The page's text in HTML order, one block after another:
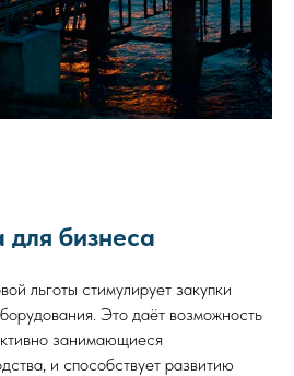
бизнеса
льготы стимулирует закупки
Это даёт возможность
занимающиеся
и способствует развитию